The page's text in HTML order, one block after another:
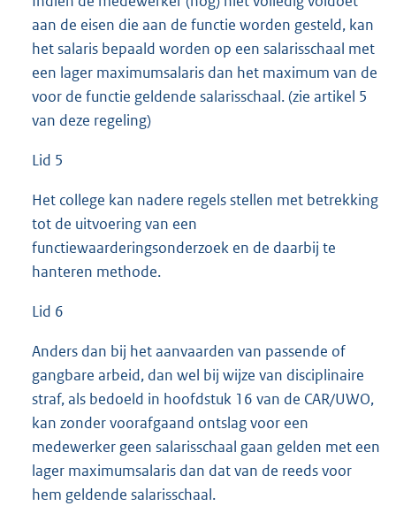
aan de eisen die aan de functie worden gesteld, kan
het salaris bepaald worden op een salarisschaal met
een lager maximumsalaris dan het maximum van de
voor de functie geldende salarisschaal. (zie artikel 5
van deze regeling)
Lid 5
Het college kan nadere regels stellen met betrekking
tot de uitvoering van een
functiewaarderingsonderzoek en de daarbij te
hanteren methode.
Lid 6
Anders dan bij het aanvaarden van passende of
gangbare arbeid, dan wel bij wijze van disciplinaire
straf, als bedoeld in hoofdstuk 16 van de CAR/UWO,
kan zonder voorafgaand ontslag voor een
medewerker geen salarisschaal gaan gelden met een
lager maximumsalaris dan dat van de reeds voor
hem geldende salarisschaal.